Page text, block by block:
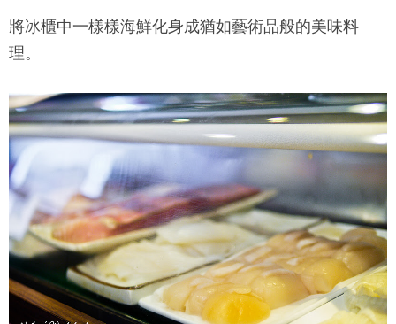
將冰櫃中一樣樣海鮮化身成猶如藝術品般的美味料
理。